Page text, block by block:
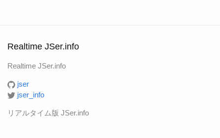
Realtime JSer.info
Realtime JSer.info
jser
jser_info
リアルタイム版 JSer.info